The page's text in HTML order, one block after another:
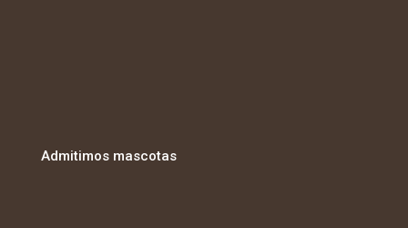
Admitimos mascotas